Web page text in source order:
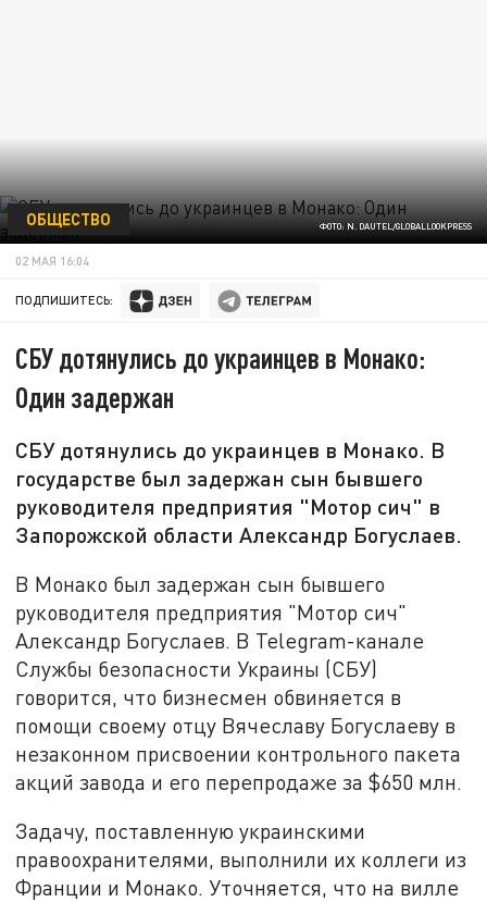
ФОТО: N. DAUTEL/GLOBALLOOKPRESS
ОБЩЕСТВО
02 МАЯ 16:04
ПОДПИШИТЕСЬ:
СБУ дотянулись до украинцев в Монако:
Один задержан
СБУ дотянулись до украинцев в Монако. В
государстве был задержан сын бывшего
руководителя предприятия "Мотор сич" в
Запорожской области Александр Богуслаев.
В Монако был задержан сын бывшего
руководителя предприятия "Мотор сич"
Александр Богуслаев. В Telegram-канале
Службы безопасности Украины (СБУ)
говорится, что бизнесмен обвиняется в
помощи своему отцу Вячеславу Богуслаеву в
незаконном присвоении контрольного пакета
акций завода и его перепродаже за $650 млн.
Задачу, поставленную украинскими
правоохранителями, выполнили их коллеги из
Франции и Монако. Уточняется, что на вилле